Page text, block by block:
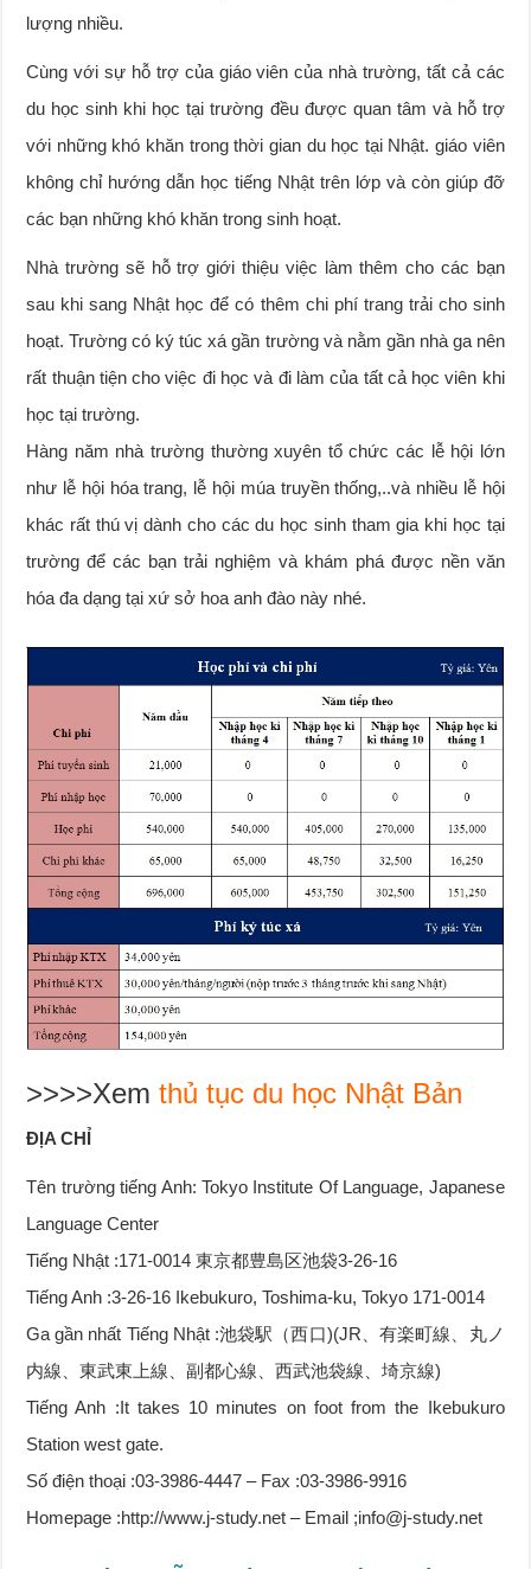
lượng nhiều.
Cùng với sự hỗ trợ của giáo viên của nhà trường, tất cả các
du học sinh khi học tại trường đều được quan tâm và hỗ trợ
với những khó khăn trong thời gian du học tại Nhật. giáo viên
không chỉ hướng dẫn học tiếng Nhật trên lớp và còn giúp đỡ
các bạn những khó khăn trong sinh hoạt.
Nhà trường sẽ hỗ trợ giới thiệu việc làm thêm cho các bạn
sau khi sang Nhật học để có thêm chi phí trang trải cho sinh
hoạt. Trường có ký túc xá gần trường và nằm gần nhà ga nên
rất thuận tiện cho việc đi học và đi làm của tất cả học viên khi
học tại trường.
Hàng năm nhà trường thường xuyên tổ chức các lễ hội lớn
như lễ hội hóa trang, lễ hội múa truyền thống,..và nhiều lễ hội
khác rất thú vị dành cho các du học sinh tham gia khi học tại
trường để các bạn trải nghiệm và khám phá được nền văn
hóa đa dạng tại xứ sở hoa anh đào này nhé.
>>>>Xemthủ tục du học Nhật Bản
ĐỊA CHỈ
Tên trường tiếng Anh: Tokyo Institute Of Language, Japanese
Language Center
Tiếng Nhật :171-0014 東京都豊島区池袋3-26-16
Tiếng Anh :3-26-16 Ikebukuro, Toshima-ku, Tokyo 171-0014
Ga gần nhất Tiếng Nhật :池袋駅（西口)(JR、有楽町線、丸ノ
内線、東武東上線、副都心線、西武池袋線、埼京線)
Tiếng Anh :It takes 10 minutes on foot from the Ikebukuro
Station west gate.
Số điện thoại :03-3986-4447 – Fax :03-3986-9916
Homepage :http://www.j-study.net – Email ;info@j-study.net